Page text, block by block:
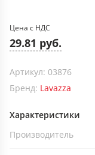
Цена с НДС
29.81 руб.
Артикул: 03876
Бренд: Lavazza
Характеристики
Производитель